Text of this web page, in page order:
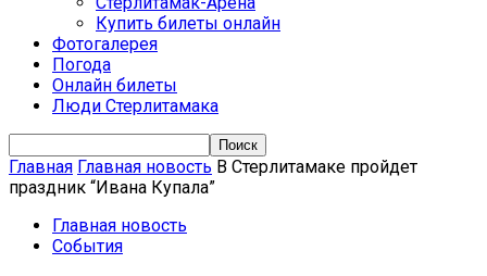
Купить билеты онлайн
Фотогалерея
Погода
Онлайн билеты
Люди Стерлитамака
Главная Главная новость В Стерлитамаке пройдет
праздник “Ивана Купала”
Главная новость
События